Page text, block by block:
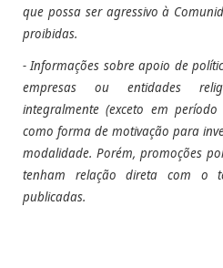
que possa ser agressivo à
proibidas.
- Informações sobre apoio de
empresas ou entidades
integralmente (exceto em
como forma de motivação para
modalidade. Porém, promoções
tenham relação direta com o
publicadas.